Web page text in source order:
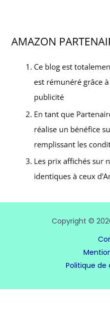
Copyright ©
Politique